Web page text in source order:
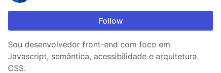
Follow
Sou desenvolvedor front-end com foco em
Javascript, semântica, acessibilidade e arquitetura
CSS.